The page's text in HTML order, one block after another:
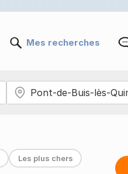
Mes recherches
Les plus chers